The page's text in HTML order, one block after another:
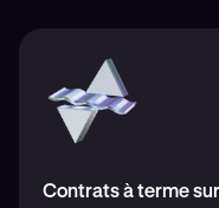
Contrats à terme